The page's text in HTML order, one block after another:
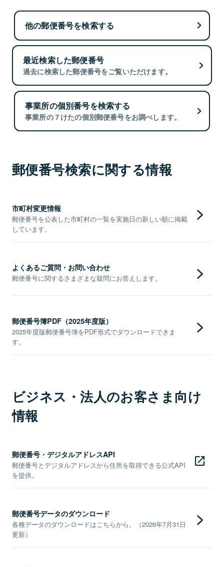
他の郵便番号を検索する
最近検索した郵便番号
過去に検索した郵便番号をご覧いただけます。
事業所の個別番号を検索する
事業所の７けたの個別郵便番号をお調べします。
郵便番号検索に関する情報
市町村変更情報
郵便番号を公表した市町村の一覧を実施日の新しい順に掲載
しています。
よくあるご質問・お問い合わせ
郵便番号に関するさまざまな疑問にお答えします。
郵便番号簿PDF（2025年度版）
2025年度版郵便番号簿をPDF形式でダウンロードできま
す。
ビジネス・法人のお客さま向け
情報
郵便番号・デジタルアドレスAPI
郵便番号とデジタルアドレスから住所を取得できる公式API
を提供。
郵便番号データのダウンロード
各種データのダウンロードはこちらから。（2026年7月31日
更新）